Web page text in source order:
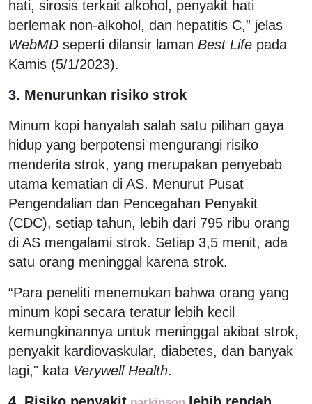
hati, sirosis terkait alkohol, penyakit hati
berlemak non-alkohol, dan hepatitis C,” jelas
WebMD seperti dilansir laman Best Life pada
Kamis (5/1/2023).
3. Menurunkan risiko strok
Minum kopi hanyalah salah satu pilihan gaya
hidup yang berpotensi mengurangi risiko
menderita strok, yang merupakan penyebab
utama kematian di AS. Menurut Pusat
Pengendalian dan Pencegahan Penyakit
(CDC), setiap tahun, lebih dari 795 ribu orang
di AS mengalami strok. Setiap 3,5 menit, ada
satu orang meninggal karena strok.
“Para peneliti menemukan bahwa orang yang
minum kopi secara teratur lebih kecil
kemungkinannya untuk meninggal akibat strok,
penyakit kardiovaskular, diabetes, dan banyak
lagi," kata Verywell Health.